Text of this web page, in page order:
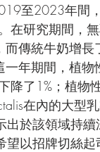
至2023年間
在研究期間，
傳統牛奶增長
年期間，植物
降了1%；植物
在內的大型
於該領域持
望以招牌切絲